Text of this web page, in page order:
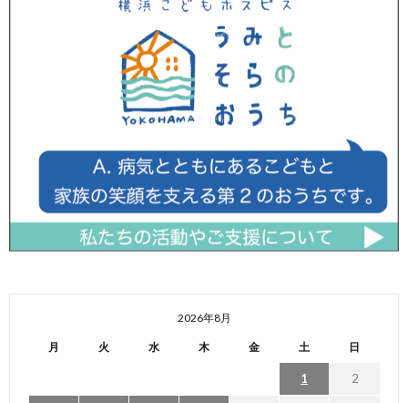
2026年8月
月 火 水 木 金 土 日
1 2